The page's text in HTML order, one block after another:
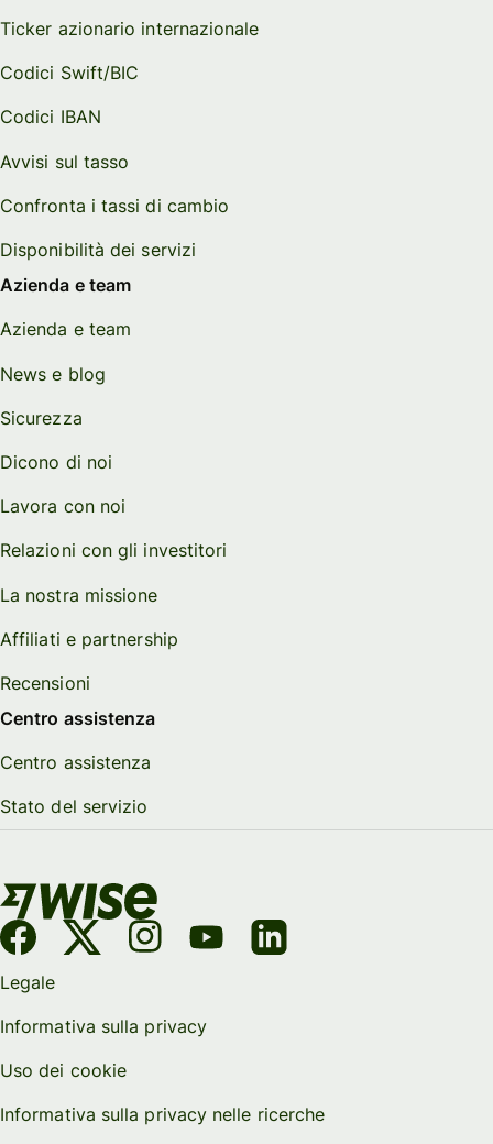
Ticker azionario internazionale
Codici Swift/BIC
Codici IBAN
Avvisi sul tasso
Confronta i tassi di cambio
Disponibilità dei servizi
Azienda e team
Azienda e team
News e blog
Sicurezza
Dicono di noi
Lavora con noi
Relazioni con gli investitori
La nostra missione
Affiliati e partnership
Recensioni
Centro assistenza
Centro assistenza
Stato del servizio
Legale
Informativa sulla privacy
Uso dei cookie
Informativa sulla privacy nelle ricerche